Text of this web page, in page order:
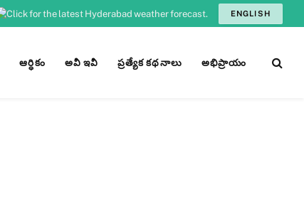
ENGLISH
ఆర్ధికం అవీ ఇవీ ప్రత్యేక కథనాలు అభిప్రాయం